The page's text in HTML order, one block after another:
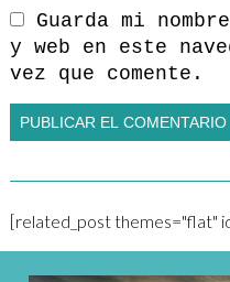
Guarda mi
y web en este
vez que comente.
[related_post themes="flat"